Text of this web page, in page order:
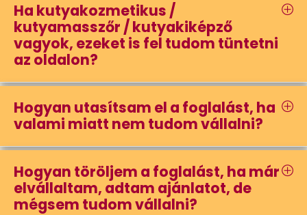
Ha kutyakozmetikus /
kutyamasszőr / kutyakiképző
vagyok, ezeket is fel tudom tüntetni
az oldalon?
Hogyan utasítsam el a foglalást, ha
valami miatt nem tudom vállalni?
Hogyan töröljem a foglalást, ha már
elvállaltam, adtam ajánlatot, de
mégsem tudom vállalni?